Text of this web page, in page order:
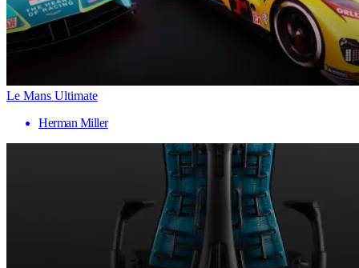
Le Mans Ultimate
Herman Miller